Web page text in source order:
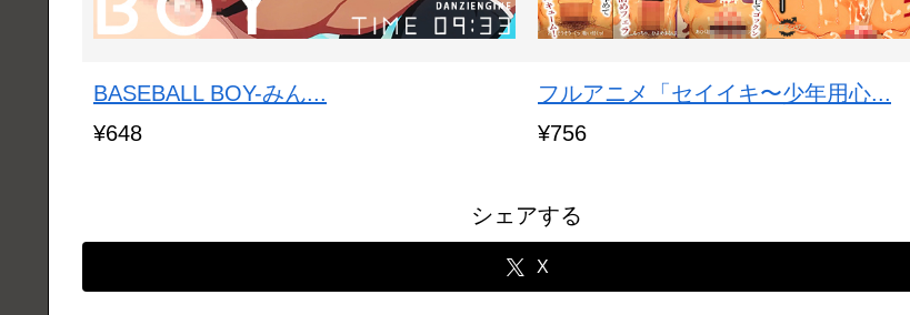
BASEBALL BOY-みん...
¥648
フルアニメ「セイイキ〜少年用心...
¥756
シェアする
X